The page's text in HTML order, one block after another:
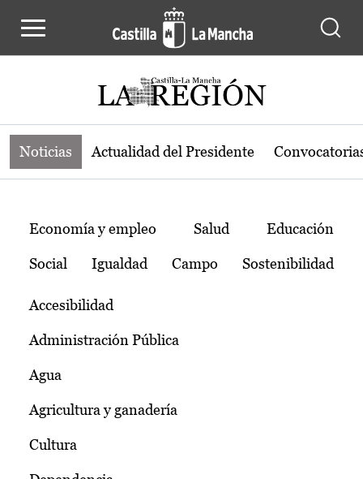
Noticias de la región de Castilla-La
Noticias Actualidad del Presidente
Temas
Economía y empleo Salud Educación
Social Igualdad Campo Sostenibilidad
Accesibilidad
Administración Pública
Agua
Agricultura y ganadería
Cultura